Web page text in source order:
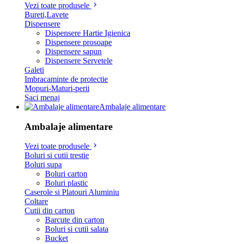
Vezi toate produsele
Bureti,Lavete
Dispensere
Dispensere Hartie Igienica
Dispensere prosoape
Dispensere sapun
Dispensere Servetele
Galeti
Imbracaminte de protectie
Mopuri-Maturi-perii
Saci menaj
Ambalaje alimentare
Ambalaje alimentare
Vezi toate produsele
Boluri si cutii trestie
Boluri supa
Boluri carton
Boluri plastic
Caserole si Platouri Aluminiu
Coltare
Cutii din carton
Barcute din carton
Boluri si cutii salata
Bucket